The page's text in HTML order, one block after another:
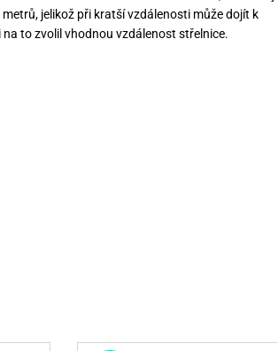
jelikož při kratší vzdálenosti může dojít k
to zvolil vhodnou vzdálenost střelnice.